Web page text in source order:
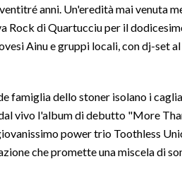
anni. Un'eredità mai venuta
Rock di Quartucciu per il
Ainu e gruppi locali, con dj-set
famiglia dello stoner isolano i
vivo l'album di debutto "More
power trio Toothless
che promette una miscela di